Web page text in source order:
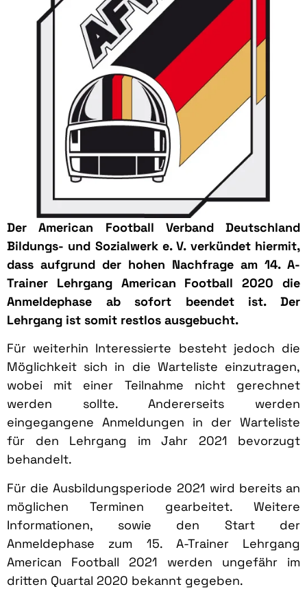
Der American Football Verband Deutschland
Bildungs- und Sozialwerk e. V. verkündet hiermit,
dass aufgrund der hohen Nachfrage am 14. A-
Trainer Lehrgang American Football 2020 die
Anmeldephase ab sofort beendet ist. Der
Lehrgang ist somit restlos ausgebucht.
Für weiterhin Interessierte besteht jedoch die
Möglichkeit sich in die Warteliste einzutragen,
wobei mit einer Teilnahme nicht gerechnet
werden sollte. Andererseits werden
eingegangene Anmeldungen in der Warteliste
für den Lehrgang im Jahr 2021 bevorzugt
behandelt.
Für die Ausbildungsperiode 2021 wird bereits an
möglichen Terminen gearbeitet. Weitere
Informationen, sowie den Start der
Anmeldephase zum 15. A-Trainer Lehrgang
American Football 2021 werden ungefähr im
dritten Quartal 2020 bekannt gegeben.